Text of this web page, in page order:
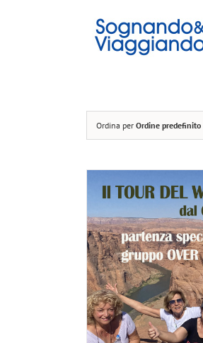
Ordina per Ordine predefinito